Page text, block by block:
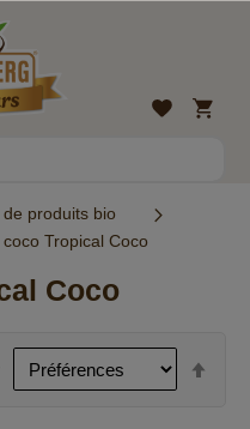
Liste
Mon
panier
produits bio
Tropical Coco
Coco